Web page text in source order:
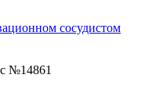
сосудистом
№14861